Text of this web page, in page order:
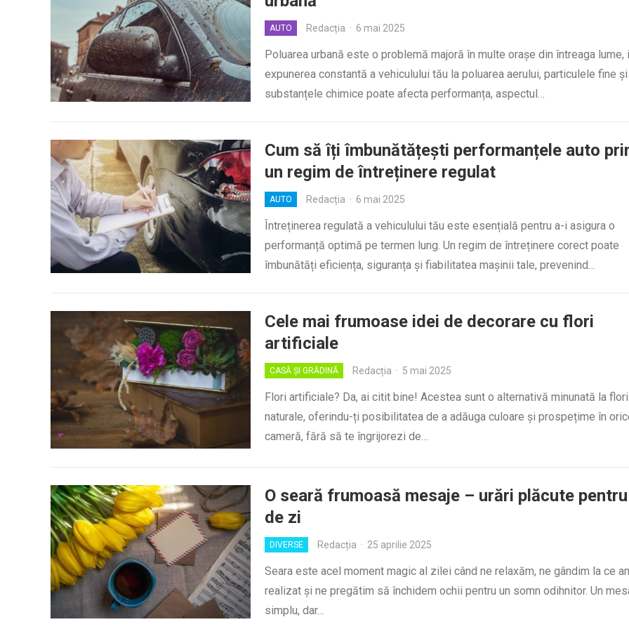
AUTO Redacția · 6 mai 2025
Poluarea urbană este o problemă majoră în multe orașe din întreaga lume,
expunerea constantă a vehiculului tău la poluarea aerului, particulele fine și
substanțele chimice poate afecta performanța, aspectul…
Cum să îți îmbunătățești performanțele auto
un regim de întreținere regulat
AUTO Redacția · 6 mai 2025
Întreținerea regulată a vehiculului tău este esențială pentru a-i asigura o
performanță optimă pe termen lung. Un regim de întreținere corect poate
îmbunătăți eficiența, siguranța și fiabilitatea mașinii tale, prevenind…
Cele mai frumoase idei de decorare cu flori
artificiale
CASĂ ȘI GRĂDINĂ Redacția · 5 mai 2025
Flori artificiale? Da, ai citit bine! Acestea sunt o alternativă minunată la
naturale, oferindu-ți posibilitatea de a adăuga culoare și prospețime în
cameră, fără să te îngrijorezi de…
O seară frumoasă mesaje – urări plăcute
de zi
DIVERSE Redacția · 25 aprilie 2025
Seara este acel moment magic al zilei când ne relaxăm, ne gândim la ce
realizat și ne pregătim să închidem ochii pentru un somn odihnitor. Un
simplu, dar…